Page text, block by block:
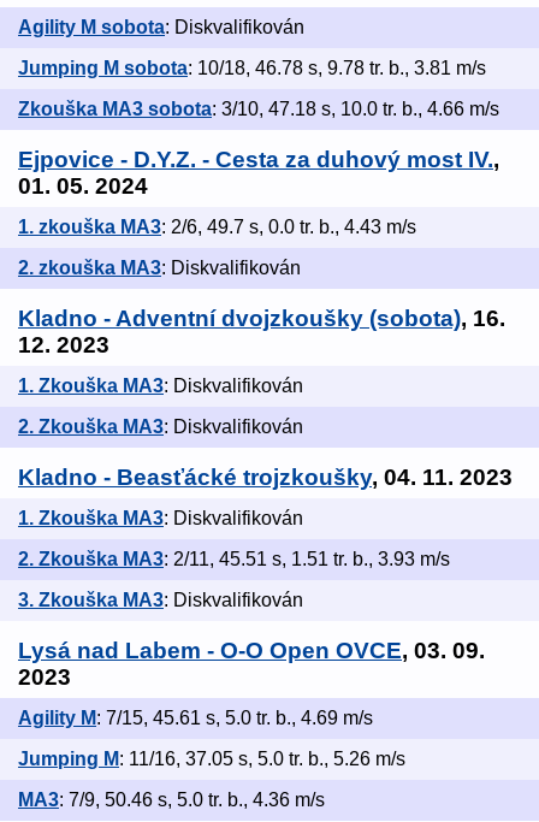
Agility M sobota: Diskvalifikován
Jumping M sobota: 10/18, 46.78 s, 9.78 tr. b., 3.81 m/s
Zkouška MA3 sobota: 3/10, 47.18 s, 10.0 tr. b., 4.66 m/s
Ejpovice - D.Y.Z. - Cesta za duhový most IV.,
01. 05. 2024
1. zkouška MA3: 2/6, 49.7 s, 0.0 tr. b., 4.43 m/s
2. zkouška MA3: Diskvalifikován
Kladno - Adventní dvojzkoušky (sobota), 16.
12. 2023
1. Zkouška MA3: Diskvalifikován
2. Zkouška MA3: Diskvalifikován
Kladno - Beasťácké trojzkoušky, 04. 11. 2023
1. Zkouška MA3: Diskvalifikován
2. Zkouška MA3: 2/11, 45.51 s, 1.51 tr. b., 3.93 m/s
3. Zkouška MA3: Diskvalifikován
Lysá nad Labem - O-O Open OVCE, 03. 09.
2023
Agility M: 7/15, 45.61 s, 5.0 tr. b., 4.69 m/s
Jumping M: 11/16, 37.05 s, 5.0 tr. b., 5.26 m/s
MA3: 7/9, 50.46 s, 5.0 tr. b., 4.36 m/s